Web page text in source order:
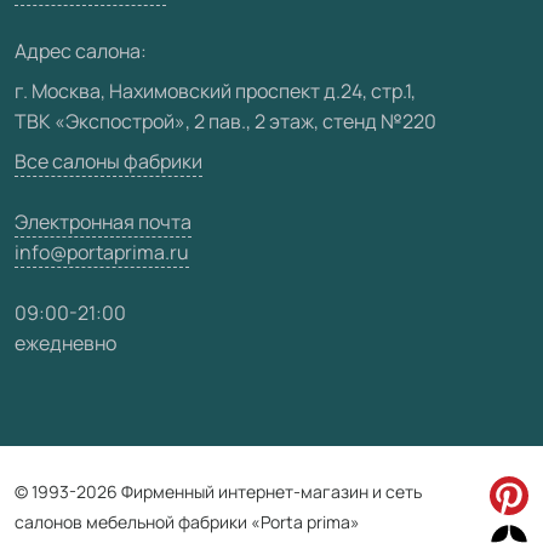
Карта сайта
Адрес салона:
г. Москва, Нахимовский проспект д.24, стр.1,
ТВК «Экспострой», 2 пав., 2 этаж, стенд №220
Все салоны фабрики
Электронная почта
info@portaprima.ru
09:00-21:00
ежедневно
© 1993-2026 Фирменный интернет-магазин и сеть
салонов мебельной фабрики «Porta prima»